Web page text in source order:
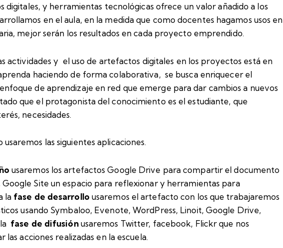
digitales, y herramientas tecnológicas ofrece un valor añadido a los
en el aula, en la medida que como docentes hagamos usos en
mejor serán los resultados en cada proyecto emprendido.
actividades y el uso de artefactos digitales en los proyectos está en
haciendo de forma colaborativa, se busca enriquecer el
de aprendizaje en red que emerge para dar cambios a nuevos
que el protagonista del conocimiento es el estudiante, que
necesidades.
las siguientes aplicaciones.
usaremos los artefactos Google Drive para compartir el documento
Site un espacio para reflexionar y herramientas para
lafase de desarrollo usaremos el artefacto con los que trabajaremos
usando Symbaloo, Evenote, WordPress, Linoit, Google Drive,
fase de difusiónusaremos Twitter, facebook, Flickr que nos
las acciones realizadas en la escuela.